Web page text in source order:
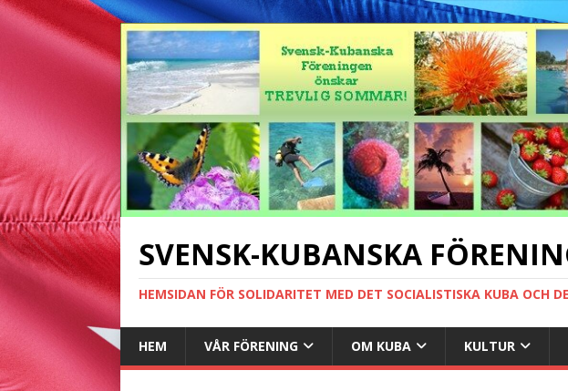
SVENSK-KUBANSKA
HEMSIDAN FÖR SOLIDARITET MED DET SOCIALISTISKA KUBA OCH
HEM VÅR FÖRENING OM KUBA KULTUR